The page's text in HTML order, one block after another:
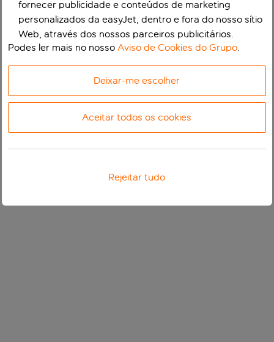
fornecer publicidade e conteúdos de marketing
personalizados da easyJet, dentro e fora do nosso sítio
Web, através dos nossos parceiros publicitários.
Podes ler mais no nossoAviso de Cookies do Grupo.
Deixar-me escolher
Aceitar todos os cookies
Rejeitar tudo